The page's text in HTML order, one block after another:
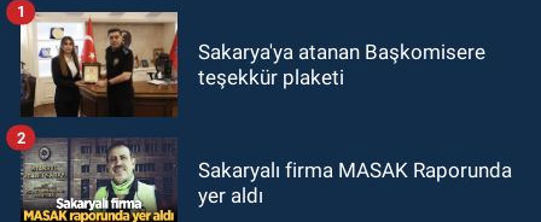
Sakarya'ya atanan Başkomisere
teşekkür plaketi
1
Sakaryalı firma MASAK Raporunda
yer aldı
2